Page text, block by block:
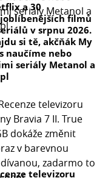
a 30
filmů
v srpnu 2026.
si tě, akčňák My
naučíme nebo
seriály Metanol a
televizoru